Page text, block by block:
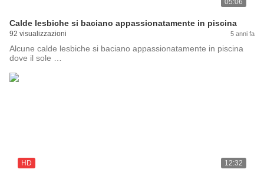
05:06
Calde lesbiche si baciano appassionatamente in piscina
92 visualizzazioni 5 anni fa
Alcune calde lesbiche si baciano appassionatamente in piscina
dove il sole …
HD 12:32